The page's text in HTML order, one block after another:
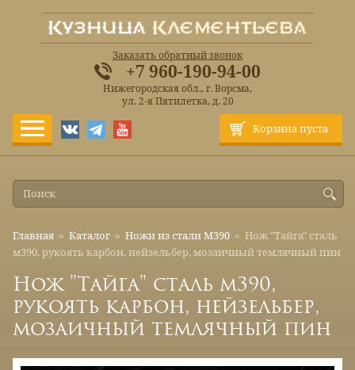
Корзина пуста
Заказать обратный звонок
+7 960-190-94-00
Нижегородская обл., г. Ворсма,
ул. 2-я Пятилетка, д. 20
Главная » Каталог » Ножи из стали М390 » Нож "Тайга" сталь
м390, рукоять карбон, нейзельбер, мозаичный темлячный пин
Нож "Тайга" сталь м390,
рукоять карбон, нейзельбер,
мозаичный темлячный пин